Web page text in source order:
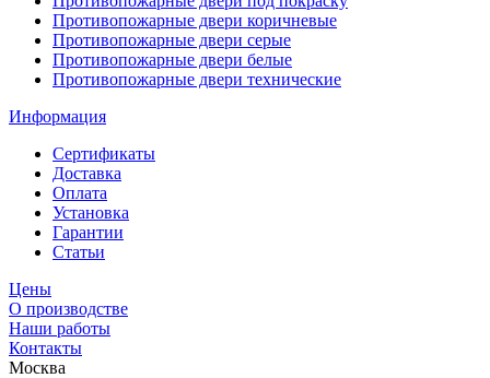
Противопожарные двери коричневые
Противопожарные двери серые
Противопожарные двери белые
Противопожарные двери технические
Информация
Сертификаты
Доставка
Оплата
Установка
Гарантии
Статьи
Цены
О производстве
Наши работы
Контакты
Москва